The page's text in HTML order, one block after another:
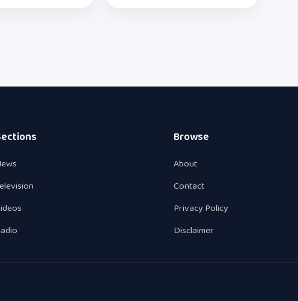
Browse
About
Contact
Privacy Policy
Disclaimer